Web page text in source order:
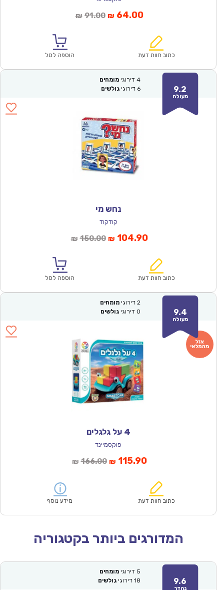
₪ 91.00המחיר
₪91.00.
₪ 64.00המחיר
הוא:
כתוב חוות דעת הוספה לסל
9.2
מעולה
4 דירוגי מומחים
6 דירוגי גולשים
נחש מי
קודקוד
₪ 150.00המחיר
₪150.00.
₪ 104.90המחיר
הוא:
כתוב חוות דעת הוספה לסל
9.4
מעולה
2 דירוגי מומחים
0 דירוגי גולשים
4 על גלגלים
פוקסמיינד
₪ 166.00המחיר
₪166.00.
₪ 115.90המחיר
הוא:
כתוב חוות דעת מידע נוסף
המדורגים ביותר בקטגוריה
9.6
נהדר
5 דירוגי מומחים
18 דירוגי גולשים